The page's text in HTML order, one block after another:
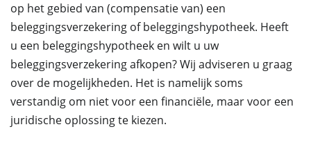
op het gebied van (compensatie van) een
beleggingsverzekering of beleggingshypotheek. Heeft
u een beleggingshypotheek en wilt u uw
beleggingsverzekering afkopen? Wij adviseren u graag
over de mogelijkheden. Het is namelijk soms
verstandig om niet voor een financiële, maar voor een
juridische oplossing te kiezen.